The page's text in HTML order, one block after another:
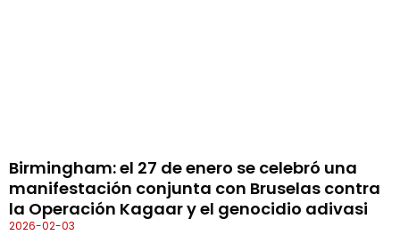
Birmingham: el 27 de enero se celebró una
manifestación conjunta con Bruselas contra
la Operación Kagaar y el genocidio adivasi
2026-02-03